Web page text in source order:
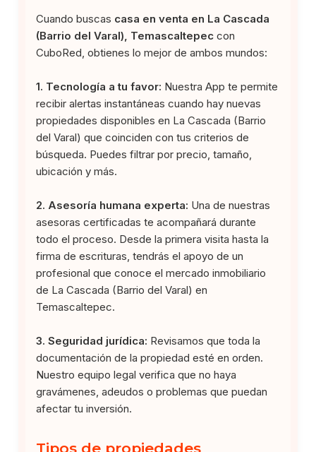
Cuando buscas casa en venta en La Cascada
(Barrio del Varal), Temascaltepec con
CuboRed, obtienes lo mejor de ambos mundos:
1. Tecnología a tu favor: Nuestra App te permite
recibir alertas instantáneas cuando hay nuevas
propiedades disponibles en La Cascada (Barrio
del Varal) que coinciden con tus criterios de
búsqueda. Puedes filtrar por precio, tamaño,
ubicación y más.
2. Asesoría humana experta: Una de nuestras
asesoras certificadas te acompañará durante
todo el proceso. Desde la primera visita hasta la
firma de escrituras, tendrás el apoyo de un
profesional que conoce el mercado inmobiliario
de La Cascada (Barrio del Varal) en
Temascaltepec.
3. Seguridad jurídica: Revisamos que toda la
documentación de la propiedad esté en orden.
Nuestro equipo legal verifica que no haya
gravámenes, adeudos o problemas que puedan
afectar tu inversión.
Tipos de propiedades